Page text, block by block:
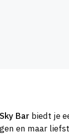
Sky Bar biedt je
en maar